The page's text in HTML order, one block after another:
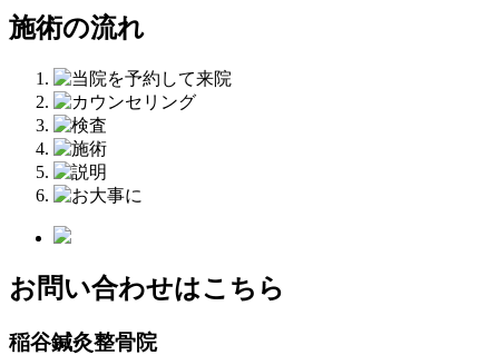
施術の流れ
お問い合わせはこちら
稲谷鍼灸整骨院